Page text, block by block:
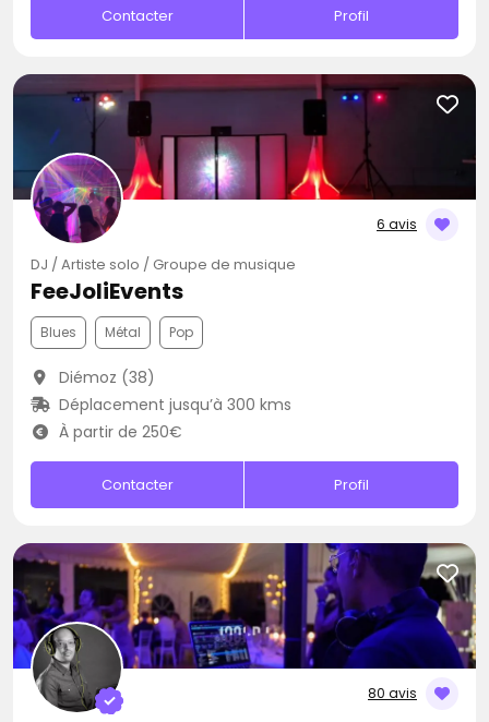
Contacter Profil
6 avis
DJ / Artiste solo / Groupe de musique
FeeJoliEvents
Blues Métal Pop
Diémoz (38)
Déplacement jusqu’à 300 kms
À partir de 250€
Contacter Profil
80 avis